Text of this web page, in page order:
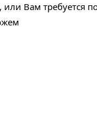
Вам требуется